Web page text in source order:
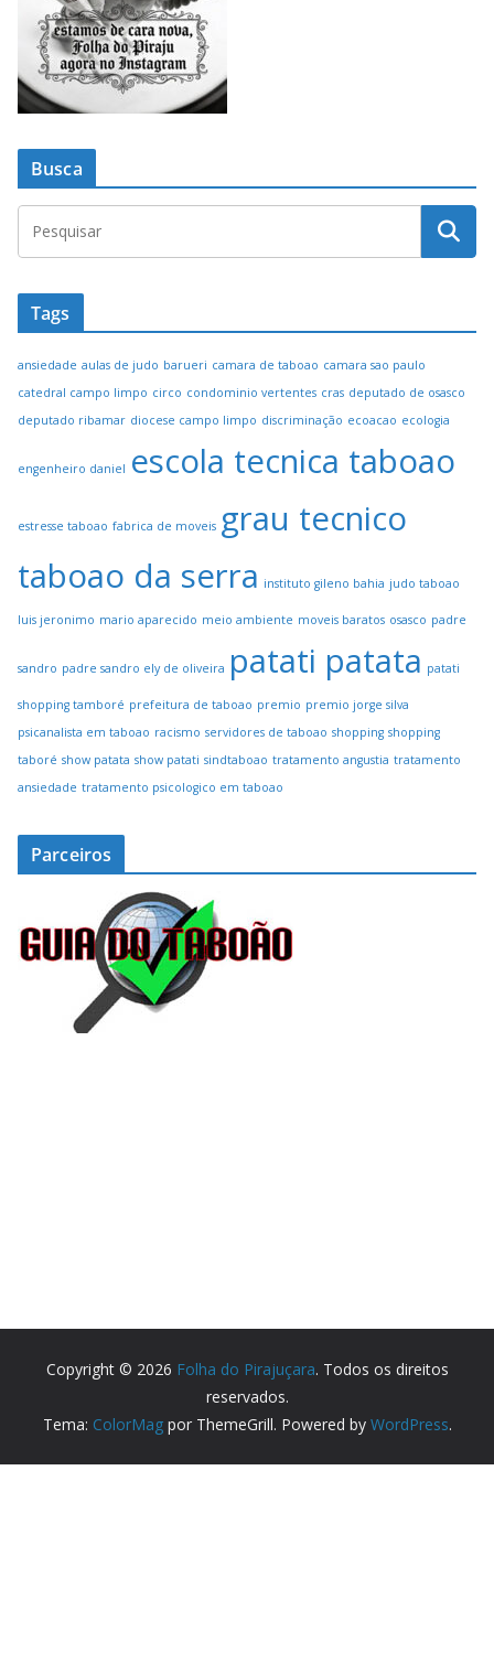
Busca
Tags
ansiedade aulas de judo barueri camara de taboao camara sao paulo
catedral campo limpo circo condominio vertentes cras deputado de osasco
deputado ribamar diocese campo limpo discriminação ecoacao ecologia
engenheiro daniel escola tecnica taboao
estresse taboao fabrica de moveis grau tecnico
taboao da serra instituto gileno bahia judo taboao
luis jeronimo mario aparecido meio ambiente moveis baratos osasco padre
sandro padre sandro ely de oliveira patati patata patati
shopping tamboré prefeitura de taboao premio premio jorge silva
psicanalista em taboao racismo servidores de taboao shopping shopping
taboré show patata show patati sindtaboao tratamento angustia tratamento
ansiedade tratamento psicologico em taboao
Parceiros
Copyright © 2026 Folha do Pirajuçara. Todos os direitos
reservados.
Tema: ColorMagpor ThemeGrill. Powered by WordPress.